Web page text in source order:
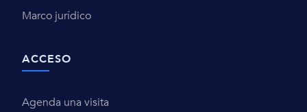
Marco jurídico
ACCESO
Agenda una visita